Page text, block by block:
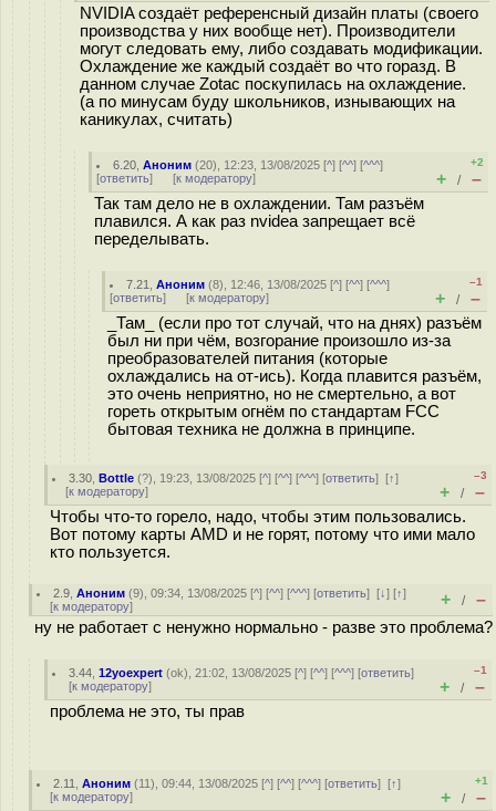
NVIDIA создаёт референсный дизайн платы (своего
производства у них вообще нет). Производители
могут следовать ему, либо создавать модификации.
Охлаждение же каждый создаёт во что горазд. В
данном случае Zotac поскупилась на охлаждение.
(а по минусам буду школьников, изнывающих на
каникулах, считать)
6.20 ,Аноним (20), 12:23, 13/08/2025 [^] [^^] [^^^]
[ответить] [к модератору]
+2
+ / –
Так там дело не в охлаждении. Там разъём
плавился. А как раз nvidea запрещает всё
переделывать.
7.21 ,Аноним (8), 12:46, 13/08/2025 [^] [^^] [^^^]
[ответить] [к модератору]
–1
+ / –
_Там_ (если про тот случай, что на днях) разъём
был ни при чём, возгорание произошло из-за
преобразователей питания (которые
охлаждались на от-ись). Когда плавится разъём,
это очень неприятно, но не смертельно, а вот
гореть открытым огнём по стандартам FCC
бытовая техника не должна в принципе.
3.30 ,Bottle (?), 19:23, 13/08/2025 [^] [^^] [^^^] [ответить][↑]
[к модератору]
–3
+ / –
Чтобы что-то горело, надо, чтобы этим пользовались.
Вот потому карты AMD и не горят, потому что ими мало
кто пользуется.
2.9 ,Аноним (9), 09:34, 13/08/2025 [^] [^^] [^^^] [ответить][↓] [↑]
[к модератору] + / –
ну не работает с ненужно нормально - разве это проблема?
3.44 ,12yoexpert (ok), 21:02, 13/08/2025 [^] [^^] [^^^] [ответить]
[к модератору]
–1
+ / –
проблема не это, ты прав
2.11 ,Аноним (11), 09:44, 13/08/2025 [^] [^^] [^^^] [ответить][↑]
[к модератору]
+1
+ / –